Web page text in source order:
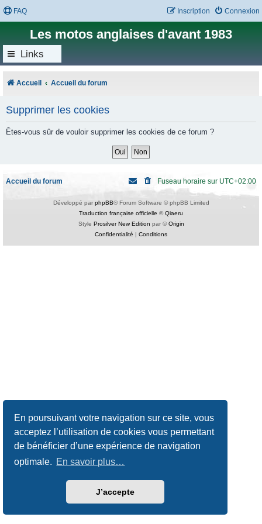
En poursuivant votre navigation sur ce site, vous
acceptez l’utilisation de cookies vous permettant
de bénéficier d’une expérience de navigation
optimale. En savoir plus…
J’accepte
FAQ Connexion
Inscription
Les motos anglaises d'avant 1983
Links
Accueil Accueil du forum
Supprimer les cookies
Êtes-vous sûr de vouloir supprimer les cookies de ce forum ?
Accueil du forum Fuseau horaire sur UTC+02:00
Développé par phpBB® Forum Software © phpBB Limited
Traduction française officielle ©Qiaeru
Style Prosilver New Edition par ©Origin
Confidentialité | Conditions